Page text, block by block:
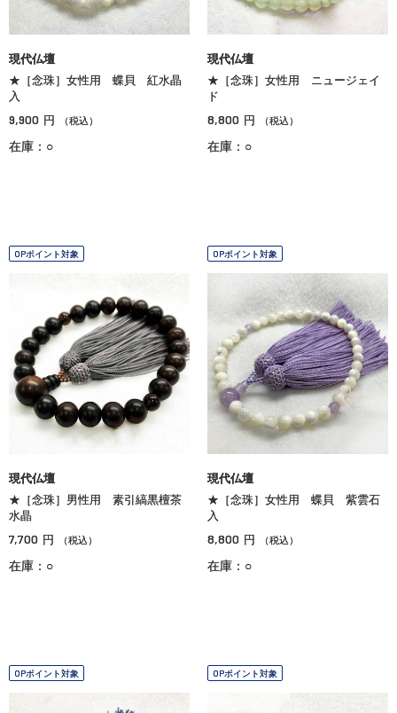
現代仏壇
★［念珠］女性用 蝶貝 紅水晶
入
9,900 円 （税込）
在庫：○
現代仏壇
★［念珠］女性用 ニュージェイ
ド
8,800 円 （税込）
在庫：○
OPポイント対象
現代仏壇
★［念珠］男性用 素引縞黒檀茶
水晶
7,700 円 （税込）
在庫：○
OPポイント対象
現代仏壇
★［念珠］女性用 蝶貝 紫雲石
入
8,800 円 （税込）
在庫：○
OPポイント対象 OPポイント対象